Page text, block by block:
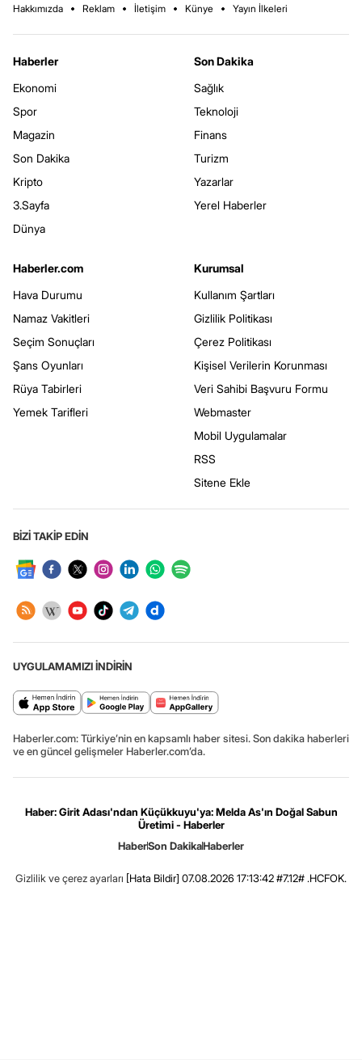
Hakkımızda Reklam İletişim Künye Yayın İlkeleri
Haberler
Ekonomi
Spor
Magazin
Son Dakika
Kripto
3.Sayfa
Dünya
Son Dakika
Sağlık
Teknoloji
Finans
Turizm
Yazarlar
Yerel Haberler
Haberler.com
Hava Durumu
Namaz Vakitleri
Seçim Sonuçları
Şans Oyunları
Rüya Tabirleri
Yemek Tarifleri
Kurumsal
Kullanım Şartları
Gizlilik Politikası
Çerez Politikası
Kişisel Verilerin Korunması
Veri Sahibi Başvuru Formu
Webmaster
Mobil Uygulamalar
RSS
Sitene Ekle
BİZİ TAKİP EDİN
UYGULAMAMIZI İNDİRİN
Haberler.com: Türkiye’nin en kapsamlı haber sitesi. Son dakika haberleri
ve en güncel gelişmeler Haberler.com’da.
Haber: Girit Adası'ndan Küçükkuyu'ya: Melda As'ın Doğal Sabun
Üretimi - Haberler
HaberSon DakikaHaberler
Gizlilik ve çerez ayarları [Hata Bildir] 07.08.2026 17:13:42 #7.12# .HCFOK.